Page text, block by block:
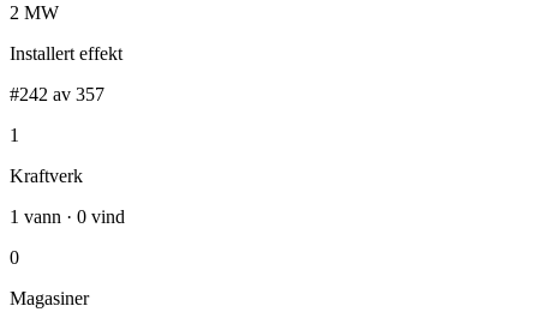
2 MW
Installert effekt
#242 av 357
1
Kraftverk
1 vann · 0 vind
0
Magasiner